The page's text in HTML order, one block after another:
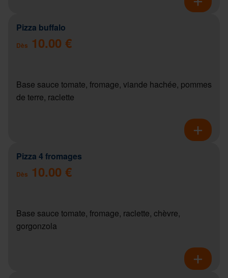
Pizza buffalo
Dès 10.00 €
Base sauce tomate, fromage, viande hachée, pommes
de terre, raclette
Pizza 4 fromages
Dès 10.00 €
Base sauce tomate, fromage, raclette, chèvre,
gorgonzola